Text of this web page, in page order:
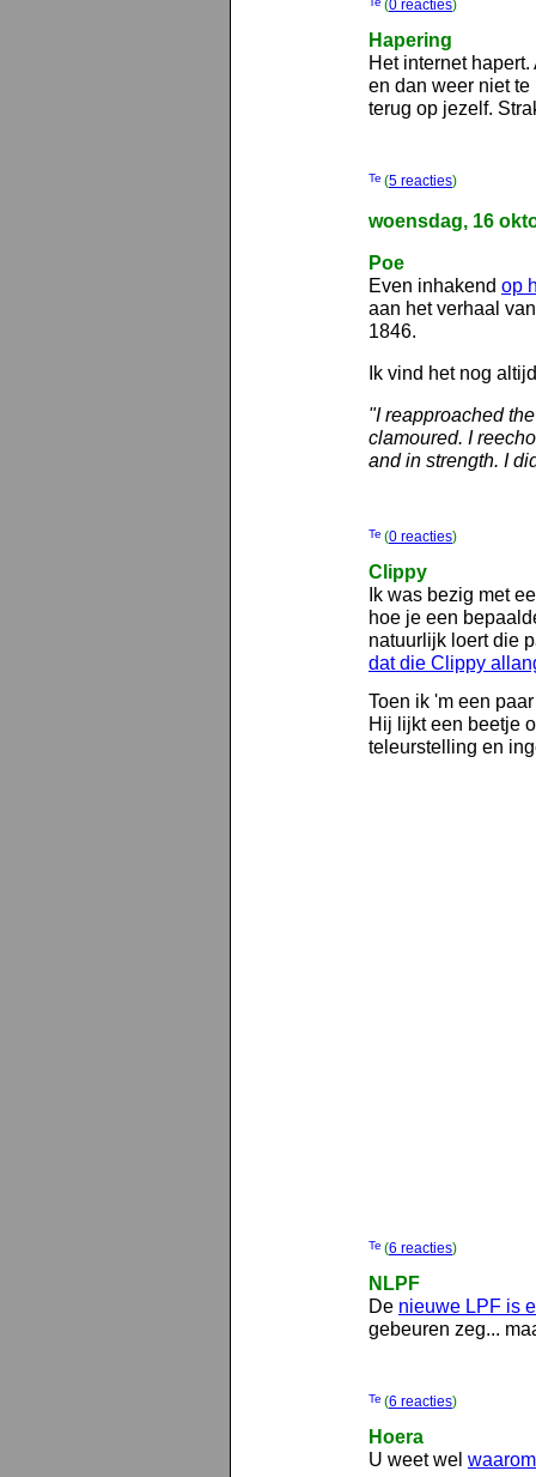
(0 reacties)
Hapering
Het internet
en dan weer niet
terug op jezelf.
(5 reacties)
woensdag, 16
Poe
Even inhakend op
aan het verhaal
1846.
Ik vind het nog
"I reapproached
clamoured. I
and in strength. I
(0 reacties)
Clippy
Ik was bezig met
hoe je een
natuurlijk loert die
dat die Clippy
Toen ik 'm een
Hij lijkt een beetje
teleurstelling en
(6 reacties)
NLPF
De nieuwe LPF is
gebeuren zeg...
(6 reacties)
Hoera
U weet wel waarom